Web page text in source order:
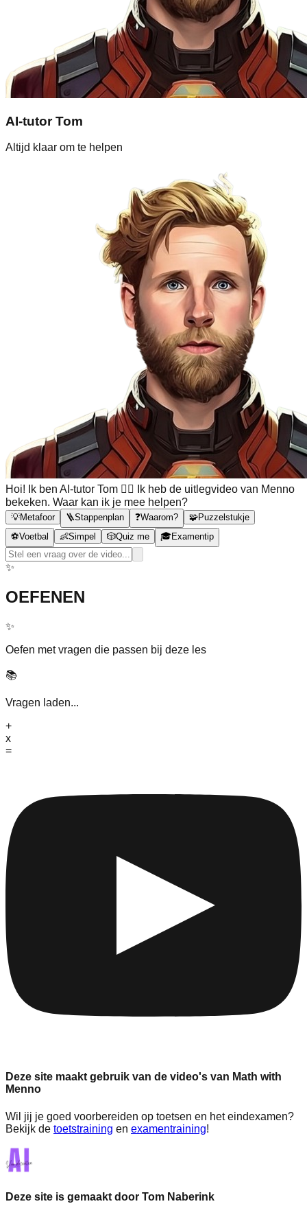
AI-tutor Tom
Altijd klaar om te helpen
Hoi! Ik ben AI-tutor Tom 🙋‍♂️ Ik heb de uitlegvideo van Menno
bekeken. Waar kan ik je mee helpen?
💡Metafoor 🪜Stappenplan ❓Waarom? 🧩Puzzelstukje
⚽Voetbal 👶Simpel 🎲Quiz me 🎓Examentip
✨
OEFENEN
✨
Oefen met vragen die passen bij deze les
📚
Vragen laden...
+
x
=
Deze site maakt gebruik van de video's van Math with
Menno
Wil jij je goed voorbereiden op toetsen en het eindexamen?
Bekijk de toetstraining en examentraining!
Deze site is gemaakt door Tom Naberink